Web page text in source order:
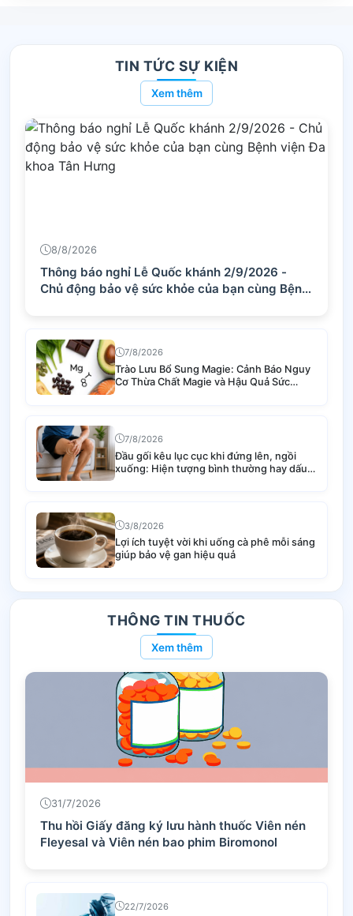
TIN TỨC SỰ KIỆN
Xem thêm
8/8/2026
Thông báo nghỉ Lễ Quốc khánh 2/9/2026 -
Chủ động bảo vệ sức khỏe của bạn cùng Bệnh
7/8/2026
Trào Lưu Bổ Sung Magie: Cảnh Báo Nguy
Cơ Thừa Chất Magie và Hậu Quả Sức
Khỏe
7/8/2026
Đầu gối kêu lục cục khi đứng lên, ngồi
xuống: Hiện tượng bình thường hay dấu
hiệu bệnh lý nguy hiểm?
3/8/2026
Lợi ích tuyệt vời khi uống cà phê mỗi sáng
giúp bảo vệ gan hiệu quả
THÔNG TIN THUỐC
Xem thêm
31/7/2026
Thu hồi Giấy đăng ký lưu hành thuốc Viên nén
Fleyesal và Viên nén bao phim Biromonol
22/7/2026